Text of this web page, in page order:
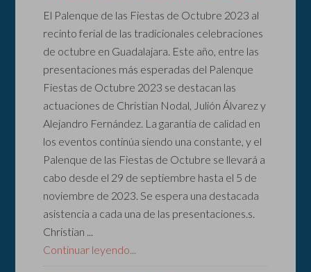
El Palenque de las Fiestas de Octubre 2023 al
recinto ferial de las tradicionales celebraciones
de octubre en Guadalajara. Este año, entre las
presentaciones más esperadas del Palenque
Fiestas de Octubre 2023 se destacan las
actuaciones de Christian Nodal, Julión Álvarez y
Alejandro Fernández. La garantía de calidad en
los eventos continúa siendo una constante, y el
Palenque de las Fiestas de Octubre se llevará a
cabo desde el 29 de septiembre hasta el 5 de
noviembre de 2023. Se espera una destacada
asistencia a cada una de las presentaciones.s.
Christian ...
Continuar leyendo...